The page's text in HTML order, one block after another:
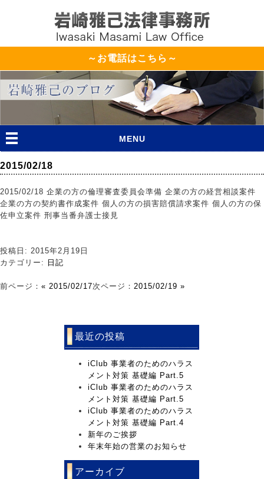
～お電話はこちら～
MENU
2015/02/18
2015/02/18 企業の方の倫理審査委員会準備 企業の方の経営相談案件
企業の方の契約書作成案件 個人の方の損害賠償請求案件 個人の方の保
佐申立案件 刑事当番弁護士接見
投稿日: 2015年2月19日
カテゴリー: 日記
前ページ： « 2015/02/17次ページ： 2015/02/19 »
最近の投稿
iClub 事業者のためのハラス
メント対策 基礎編 Part.5
iClub 事業者のためのハラス
メント対策 基礎編 Part.5
iClub 事業者のためのハラス
メント対策 基礎編 Part.4
新年のご挨拶
年末年始の営業のお知らせ
アーカイブ